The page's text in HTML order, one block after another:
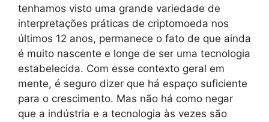
tenhamos visto uma grande variedade de
interpretações práticas de criptomoeda nos
últimos 12 anos, permanece o fato de que ainda
é muito nascente e longe de ser uma tecnologia
estabelecida. Com esse contexto geral em
mente, é seguro dizer que há espaço suficiente
para o crescimento. Mas não há como negar
que a indústria e a tecnologia às vezes são